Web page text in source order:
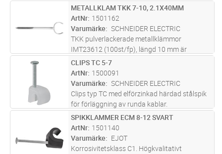
FP Lägg i kundvagn
METALLKLAM TKK 7-10, 2.1X40MM
ArtNr 1501162
Varumärke
SCHNEIDER ELECTRIC
TKK pulverlackerade metallklämmor
IMT23612 (100st/fp), längd 10 mm är
avsedda för utanpåliggande installationer av
elektriska kablar både inomhus och utomhus:
rund kabel (7-10 mm diameter). Klämman
l...läs mer
FP Lägg i kundvagn
CLIPS TC 5-7
ArtNr 1500091
Varumärke
SCHNEIDER ELECTRIC
Clips typ TC med elförzinkad härdad stålspik
för förläggning av runda kablar.
FP Lägg i kundvagn
SPIKKLAMMER ECM 8-12 SVART
ArtNr 1501140
Varumärke
EJOT
Korrosivitetsklass C1. Högkvalitativt